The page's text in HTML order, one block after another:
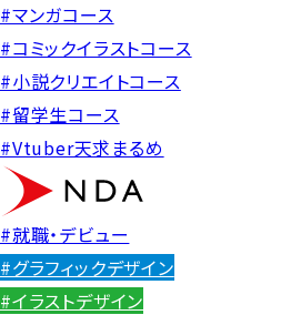
#マンガコース
#コミックイラストコース
#小説クリエイトコース
#留学生コース
#Vtuber天求まるめ
#就職・デビュー
#グラフィックデザイン
#イラストデザイン